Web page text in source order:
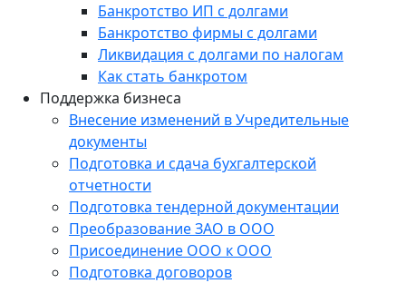
Банкротство ИП с долгами
Банкротство фирмы с долгами
Ликвидация с долгами по налогам
Как стать банкротом
Поддержка бизнеса
Внесение изменений в Учредительные
документы
Подготовка и сдача бухгалтерской
отчетности
Подготовка тендерной документации
Преобразование ЗАО в ООО
Присоединение ООО к ООО
Подготовка договоров